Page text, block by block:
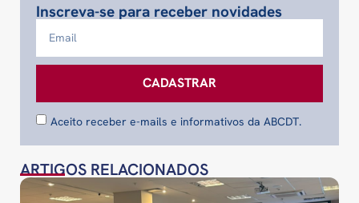
Inscreva-se para receber novidades
Aceito receber e-mails e informativos da ABCDT.
CADASTRAR
ARTIGOS RELACIONADOS